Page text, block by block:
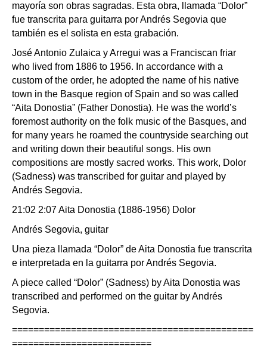
mayoría son obras sagradas. Esta obra, llamada “Dolor”
fue transcrita para guitarra por Andrés Segovia que
también es el solista en esta grabación.
José Antonio Zulaica y Arregui was a Franciscan friar
who lived from 1886 to 1956. In accordance with a
custom of the order, he adopted the name of his native
town in the Basque region of Spain and so was called
“Aita Donostia” (Father Donostia). He was the world’s
foremost authority on the folk music of the Basques, and
for many years he roamed the countryside searching out
and writing down their beautiful songs. His own
compositions are mostly sacred works. This work, Dolor
(Sadness) was transcribed for guitar and played by
Andrés Segovia.
21:02 2:07 Aita Donostia (1886-1956) Dolor
Andrés Segovia, guitar
Una pieza llamada “Dolor” de Aita Donostia fue transcrita
e interpretada en la guitarra por Andrés Segovia.
A piece called “Dolor” (Sadness) by Aita Donostia was
transcribed and performed on the guitar by Andrés
Segovia.
=============================================
==========================